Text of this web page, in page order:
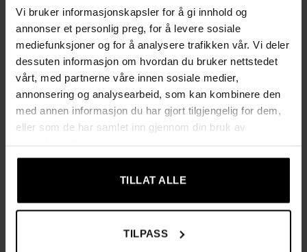
Vi bruker informasjonskapsler for å gi innhold og
annonser et personlig preg, for å levere sosiale
mediefunksjoner og for å analysere trafikken vår. Vi deler
dessuten informasjon om hvordan du bruker nettstedet
vårt, med partnerne våre innen sosiale medier,
annonsering og analysearbeid, som kan kombinere den
med annen informasjon du har gjort tilgjengelig for dem,
eller som de har samlet inn gjennom din bruk av
TILLAT ALLE
TILPASS
145°, noe som gir optimal avslapning for enhver aktivitet.
Vibrasjonsmassasje: 10 massasjepunkter som stimulerer
blodomløpet og lindrer muskelspenninger i rygg, sete og
ben.
Robust konstruksjon:Metallramme som støtter opptil
160 kg, for trygg og pålitelig bruk.
fotpall gir en behagelig sitteopplevelse.
Svingbar base gir fleksibilitet og enkel